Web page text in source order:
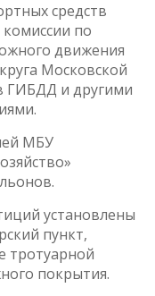
средств
по
движения
Московской
ГИБДД и другими
МБУ
установлены
пункт,
тротуарной
покрытия.